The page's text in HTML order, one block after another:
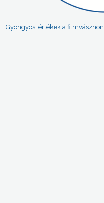
Gyöngyösi értékek a filmvásznon